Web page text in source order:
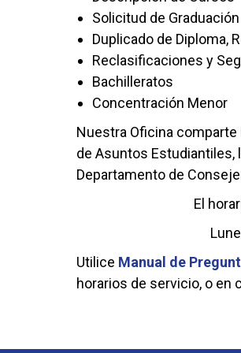
Solicitud de Graduación
Duplicado de Diploma,
Reclasificaciones y
Bachilleratos
Concentración Menor
Nuestra Oficina
de Asuntos Estudiantiles,
Departamento de
El
Utilice Manual de
horarios de servicio, o en